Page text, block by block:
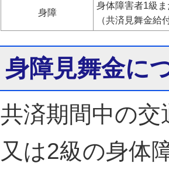
身障
身体障害者1級
（共済見舞金給
身障見舞金に
共済期間中の
又は2級の身体